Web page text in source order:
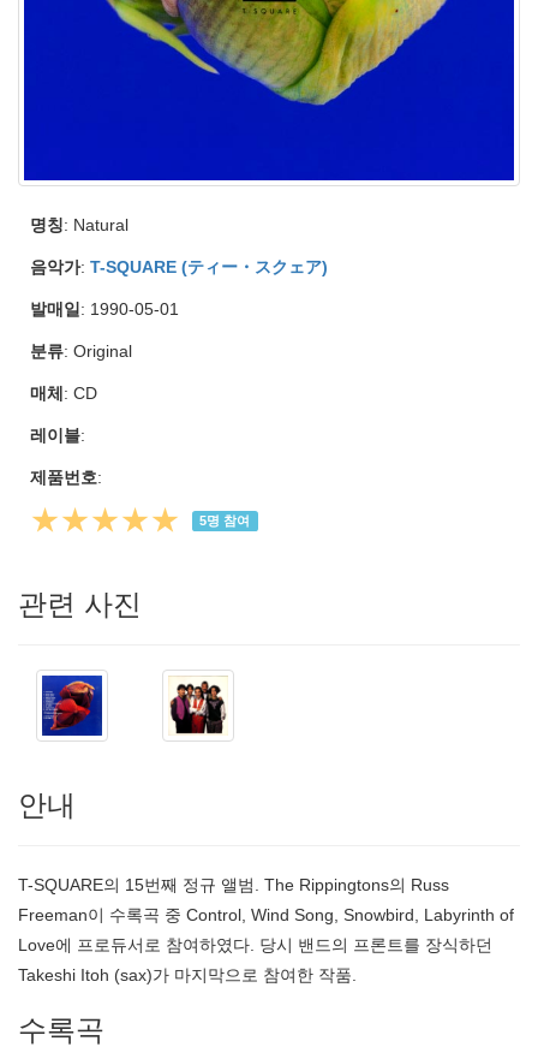
명칭: Natural
음악가: T-SQUARE (ティー・スクェア)
발매일 : 1990-05-01
분류: Original
매체 : CD
레이블:
제품번호:
★★★★★ 5명 참여
관련 사진
안내
T-SQUARE의 15번째 정규 앨범. The Rippingtons의 Russ
Freeman이 수록곡 중 Control, Wind Song, Snowbird, Labyrinth of
Love에 프로듀서로 참여하였다. 당시 밴드의 프론트를 장식하던
Takeshi Itoh (sax)가 마지막으로 참여한 작품.
수록곡